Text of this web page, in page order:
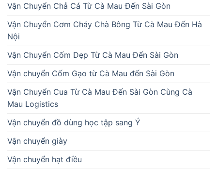
Vận Chuyển Chả Cá Từ Cà Mau Đến Sài Gòn
Vận Chuyển Cơm Cháy Chà Bông Từ Cà Mau Đến Hà
Nội
Vận Chuyển Cốm Dẹp Từ Cà Mau Đến Sài Gòn
Vận chuyển Cốm Gạo từ Cà Mau đến Sài Gòn
Vận Chuyển Cua Từ Cà Mau Đến Sài Gòn Cùng Cà
Mau Logistics
Vận chuyển đồ dùng học tập sang Ý
Vận chuyển giày
Vận chuyển hạt điều